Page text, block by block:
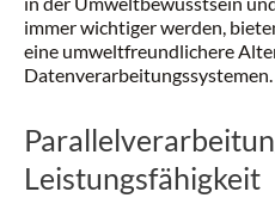
immer wichtiger werden,
eine umweltfreundlichere
Datenverarbeitungssystemen.
Leistungsfähigkeit